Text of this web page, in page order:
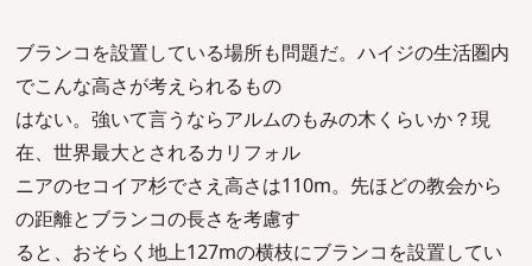
ブランコを設置している場所も問題だ。ハイジの生活圏内
でこんな高さが考えられるもの
はない。強いて言うならアルムのもみの木くらいか？現
在、世界最大とされるカリフォル
ニアのセコイア杉でさえ高さは110m。先ほどの教会から
の距離とブランコの長さを考慮す
ると、おそらく地上127mの横枝にブランコを設置してい